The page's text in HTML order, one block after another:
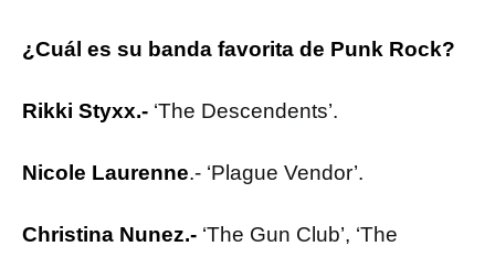
¿Cuál es su banda favorita de Punk Rock?
Rikki Styxx.- ‘The Descendents’.
Nicole Laurenne.- ‘Plague Vendor’.
Christina Nunez.- ‘The Gun Club’, ‘The